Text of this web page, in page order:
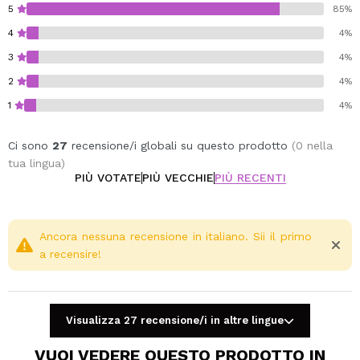
5 85%
4 4%
3 4%
2 4%
1 4%
Ci sono 27 recensione/i globali su questo prodotto (0 nella
tua lingua)
PIÙ VOTATEPIÙ VECCHIEPIÙ RECENTI
Ancora nessuna recensione in italiano. Sii il primo
a recensire!
Visualizza 27 recensione/i in altre lingue
VUOI VEDERE QUESTO PRODOTTO IN